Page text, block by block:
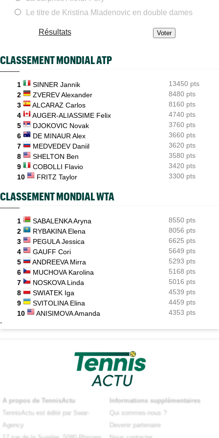
09:35
ATP - Montréal
08:58
Tennis Actu
Abonnement 9,99€ et pour 1 an, Tennis Actu sans pub et sans
pop up
08:50
US Open
Les amoureux Monfils et Svitolina ensemble pour le double
mixte ?
Le titre de Kristina Mladenovic en double dames
Résultats
CLASSEMENT MONDIAL ATP
1 SINNER Jannik
13450 pts
2
ZVEREV Alexander
8480 pts
3
ALCARAZ Carlos
8160 pts
4
AUGER-ALIASSIME Felix
4740 pts
5
DJOKOVIC Novak
3760 pts
6
DE MINAUR Alex
3660 pts
7
MEDVEDEV Daniil
3620 pts
8
SHELTON Ben
3580 pts
9
COBOLLI Flavio
3420 pts
10
FRITZ Taylor 3300 pts
CLASSEMENT MONDIAL WTA
1 SABALENKA Aryna
8550 pts
2
RYBAKINA Elena
8056 pts
3
PEGULA Jessica
6625 pts
4
GAUFF Cori
5649 pts
5
ANDREEVA Mirra
5293 pts
6
MUCHOVA Karolina
5168 pts
7
NOSKOVA Linda
5016 pts
8
SWIATEK Iga
4539 pts
9
SVITOLINA Elina
4459 pts
10
ANISIMOVA Amanda 4353 pts
-
A propos de TennisActu
TennisActu est édité par Swar-
Agency
Informations supplémentaires
Qui sommes-nous ?
Devenir partenaire